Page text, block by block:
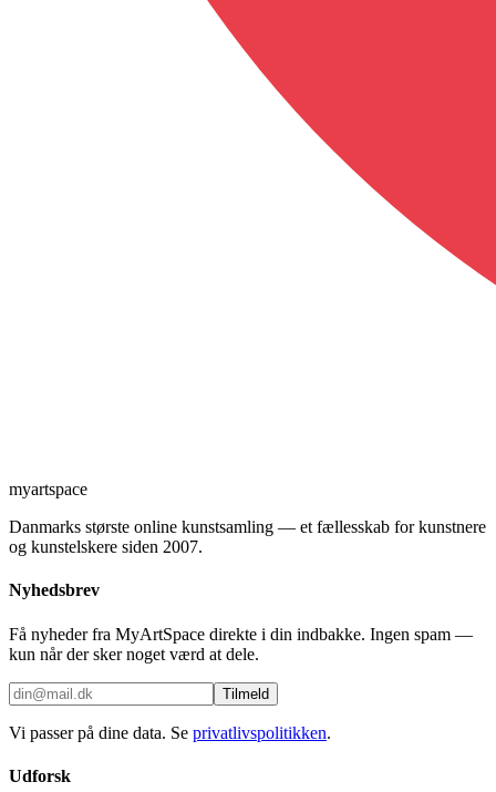
myartspace
Danmarks største online kunstsamling — et fællesskab for kunstnere
og kunstelskere siden 2007.
Nyhedsbrev
Få nyheder fra MyArtSpace direkte i din indbakke. Ingen spam —
kun når der sker noget værd at dele.
Tilmeld
Vi passer på dine data. Se privatlivspolitikken.
Udforsk